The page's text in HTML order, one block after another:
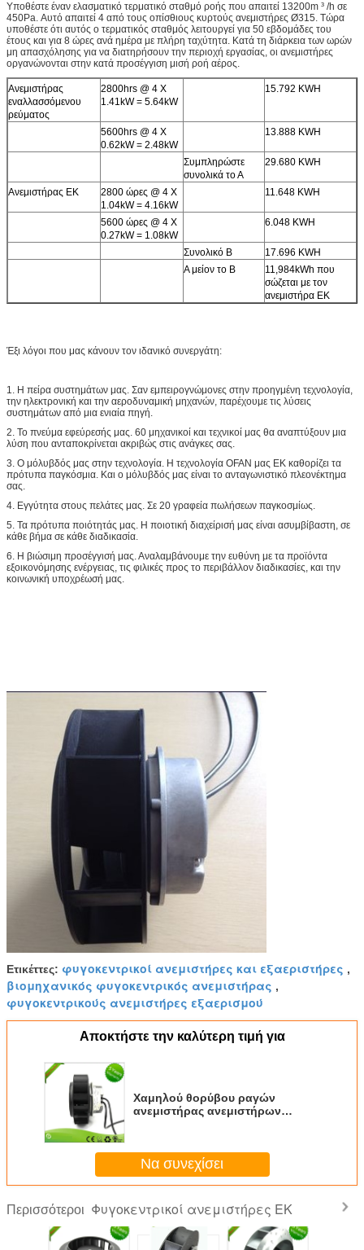
Υποθέστε έναν ελασματικό τερματικό σταθμό ροής που απαιτεί 13200m ³ /h σε
450Pa. Αυτό απαιτεί 4 από τους οπίσθιους κυρτούς ανεμιστήρες Ø315. Τώρα
υποθέστε ότι αυτός ο τερματικός σταθμός λειτουργεί για 50 εβδομάδες του
έτους και για 8 ώρες ανά ημέρα με πλήρη ταχύτητα. Κατά τη διάρκεια των ωρών
μη απασχόλησης για να διατηρήσουν την περιοχή εργασίας, οι ανεμιστήρες
οργανώνονται στην κατά προσέγγιση μισή ροή αέρος.
Ανεμιστήρας
εναλλασσόμενου
ρεύματος
2800hrs @ 4 Χ
1.41kW = 5.64kW
15.792 KWH
5600hrs @ 4 Χ
0.62kW = 2.48kW
13.888 KWH
Συμπληρώστε
συνολικά το Α
29.680 KWH
Ανεμιστήρας ΕΚ
2800 ώρες @ 4 Χ
1.04kW = 4.16kW
11.648 KWH
5600 ώρες @ 4 Χ
0.27kW = 1.08kW
6.048 KWH
Συνολικό Β
17.696 KWH
Α μείον το Β
11,984kWh που
σώζεται με τον
ανεμιστήρα ΕΚ
Έξι λόγοι που μας κάνουν τον ιδανικό συνεργάτη:
1. Η πείρα συστημάτων μας. Σαν εμπειρογνώμονες στην προηγμένη τεχνολογία,
την ηλεκτρονική και την αεροδυναμική μηχανών, παρέχουμε τις λύσεις
συστημάτων από μια ενιαία πηγή.
2. Το πνεύμα εφεύρεσής μας. 60 μηχανικοί και τεχνικοί μας θα αναπτύξουν μια
λύση που ανταποκρίνεται ακριβώς στις ανάγκες σας.
3. Ο μόλυβδός μας στην τεχνολογία. Η τεχνολογία OFAN μας ΕΚ καθορίζει τα
πρότυπα παγκόσμια. Και ο μόλυβδός μας είναι το ανταγωνιστικό πλεονέκτημα
σας.
4. Εγγύτητα στους πελάτες μας. Σε 20 γραφεία πωλήσεων παγκοσμίως.
5. Τα πρότυπα ποιότητάς μας. Η ποιοτική διαχείρισή μας είναι ασυμβίβαστη, σε
κάθε βήμα σε κάθε διαδικασία.
6. Η βιώσιμη προσέγγισή μας. Αναλαμβάνουμε την ευθύνη με τα προϊόντα
εξοικονόμησης ενέργειας, τις φιλικές προς το περιβάλλον διαδικασίες, και την
κοινωνική υποχρέωσή μας.
Ετικέττες: φυγοκεντρικοί ανεμιστήρες και εξαεριστήρες ,
βιομηχανικός φυγοκεντρικός ανεμιστήρας ,
φυγοκεντρικούς ανεμιστήρες εξαερισμού
Αποκτήστε την καλύτερη τιμή για
Χαμηλού θορύβου ραγών
ανεμιστήρας ανεμιστήρων
Να συνεχίσει
Περισσότεροι Φυγοκεντρικοί ανεμιστήρες ΕΚ